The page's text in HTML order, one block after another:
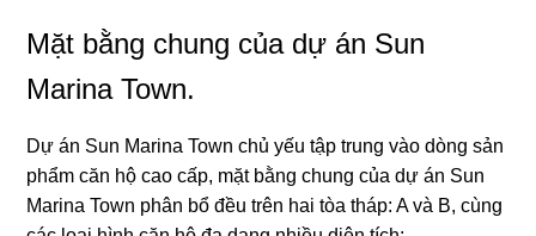
Mặt bằng chung của dự án Sun
Marina Town.
Dự án Sun Marina Town chủ yếu tập trung vào dòng sản
phẩm căn hộ cao cấp, mặt bằng chung của dự án Sun
Marina Town phân bổ đều trên hai tòa tháp: A và B, cùng